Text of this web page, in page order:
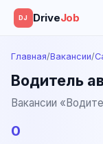
DJ DriveJob
Главная/Вакансии/
Водитель
Вакансии
0